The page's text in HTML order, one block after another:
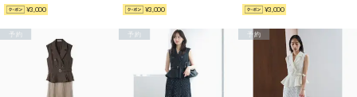
¥3,000 ¥3,000 ¥3,000
予約 予約 予約